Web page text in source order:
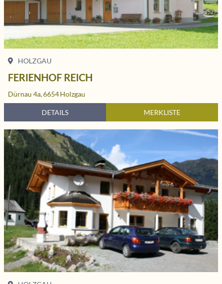
HOLZGAU
FERIENHOF REICH
Dürnau 4a,6654Holzgau
DETAILS MERKLISTE